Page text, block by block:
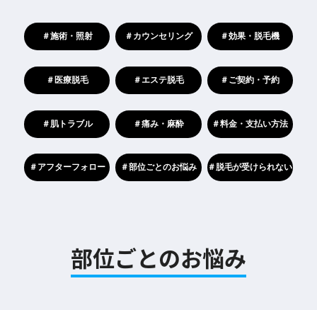
＃施術・照射 ＃カウンセリング ＃効果・脱毛機
＃医療脱毛 ＃エステ脱毛 ＃ご契約・予約
＃肌トラブル ＃痛み・麻酔 ＃料金・支払い方法
＃アフターフォロー ＃部位ごとのお悩み ＃脱毛が受けられない
部位ごとのお悩み